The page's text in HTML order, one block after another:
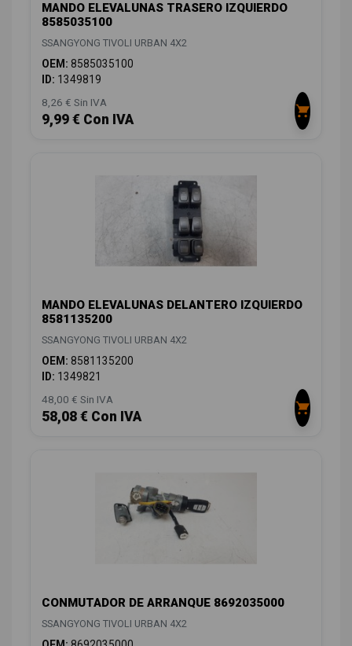
MANDO ELEVALUNAS TRASERO IZQUIERDO
8585035100
SSANGYONG TIVOLI URBAN 4X2
OEM: 8585035100
ID: 1349819
8,26 € Sin IVA
9,99 € Con IVA
MANDO ELEVALUNAS DELANTERO IZQUIERDO
8581135200
SSANGYONG TIVOLI URBAN 4X2
OEM: 8581135200
ID: 1349821
48,00 € Sin IVA
58,08 € Con IVA
CONMUTADOR DE ARRANQUE 8692035000
SSANGYONG TIVOLI URBAN 4X2